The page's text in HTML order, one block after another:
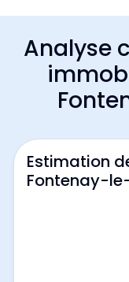
Analyse
Estimation
Fontenay-